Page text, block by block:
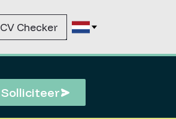
CV Checker
Solliciteer